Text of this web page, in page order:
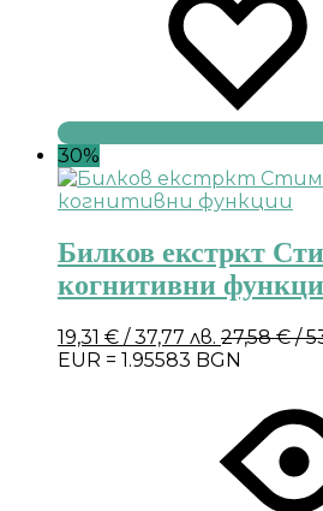
30%
Билков екстркт
когнитивни
19,31 € / 37,77 лв. 27,58€/
EUR = 1.95583 BGN